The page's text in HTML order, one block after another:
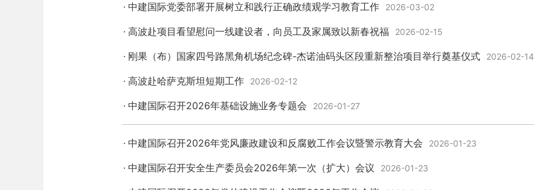
中建国际党委部署开展树立和践行正确政绩观学习教育工作 2026-03-02
高波赴项目看望慰问一线建设者，向员工及家属致以新春祝福 2026-02-15
刚果（布）国家四号路黑角机场纪念碑-杰诺油码头区段重新整治项目举行奠基仪式 2026-02-14
高波赴哈萨克斯坦短期工作 2026-02-12
中建国际召开2026年基础设施业务专题会 2026-01-27
中建国际召开2026年党风廉政建设和反腐败工作会议暨警示教育大会 2026-01-23
中建国际召开安全生产委员会2026年第一次（扩大）会议 2026-01-23